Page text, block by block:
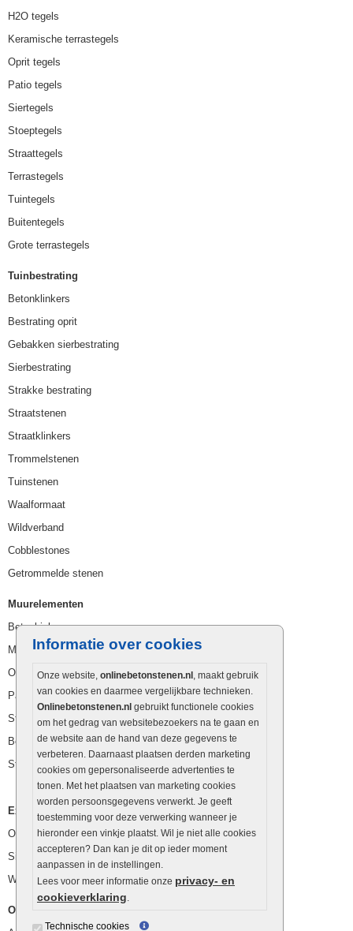
Informatie over cookies
Onze website, onlinebetonstenen.nl , maakt gebruik
van cookies en daarmee vergelijkbare technieken.
Onlinebetonstenen.nl gebruikt functionele cookies
om het gedrag van websitebezoekers na te gaan en
de website aan de hand van deze gegevens te
verbeteren. Daarnaast plaatsen derden marketing
cookies om gepersonaliseerde advertenties te
tonen. Met het plaatsen van marketing cookies
worden persoonsgegevens verwerkt. Je geeft
toestemming voor deze verwerking wanneer je
hieronder een vinkje plaatst. Wil je niet alle cookies
accepteren? Dan kan je dit op ieder moment
aanpassen in de instellingen.
Lees voor meer informatie onze privacy- en
cookieverklaring.
Technische cookies
H2O tegels
Keramische terrastegels
Oprit tegels
Patio tegels
Siertegels
Stoeptegels
Straattegels
Terrastegels
Tuintegels
Buitentegels
Grote terrastegels
Tuinbestrating
Betonklinkers
Bestrating oprit
Gebakken sierbestrating
Sierbestrating
Strakke bestrating
Straatstenen
Straatklinkers
Trommelstenen
Tuinstenen
Waalformaat
Wildverband
Cobblestones
Getrommelde stenen
Muurelementen
Betonbielzen
Muurstenen
Opsluitbanden
Palissaden
Stapelblokken
Betonblokken
Stapelstenen
Extra benodigdheden
Ophoogzand
Siergrind en siersplit
Waterafvoer
Overig